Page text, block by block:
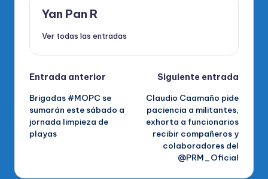
Yan Pan R
Ver todas las entradas
Navegación
de
entradas
Entrada anterior
Brigadas #MOPC se
sumarán este sábado a
jornada limpieza de
playas
Siguiente entrada
Claudio Caamaño pide
paciencia a militantes,
exhorta a funcionarios
recibir compañeros y
colaboradores del
@PRM_Oficial